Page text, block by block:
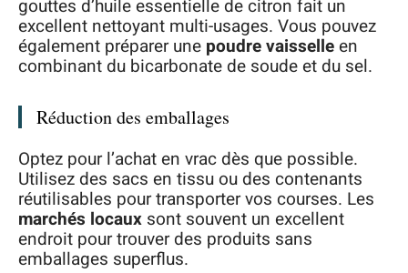
gouttes d’huile essentielle de citron fait un
excellent nettoyant multi-usages. Vous pouvez
également préparer une poudre vaisselleen
combinant du bicarbonate de soude et du sel.
Réduction des emballages
Optez pour l’achat en vrac dès que possible.
Utilisez des sacs en tissu ou des contenants
réutilisables pour transporter vos courses. Les
marchés locaux sont souvent un excellent
endroit pour trouver des produits sans
emballages superflus.